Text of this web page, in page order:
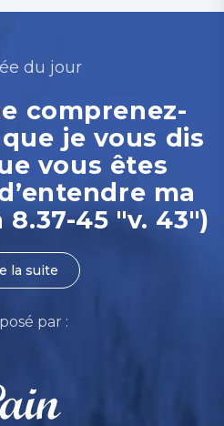
du jour
comprenez-
je vous dis
vous êtes
ma
45 "v. 43")
la suite
par :